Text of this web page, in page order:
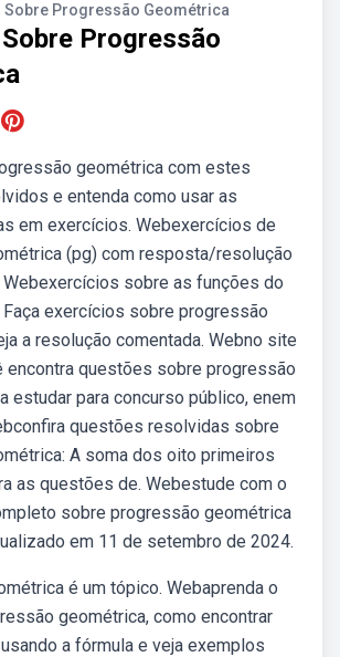
Sobre Progressão Geométrica
Progressão
geométrica com estes
e entenda como usar as
em exercícios. Webexercícios de
(pg) com resposta/resolução
sobre as funções do
Faça exercícios sobre progressão
a resolução comentada. Webno site
encontra questões sobre progressão
estudar para concurso público, enem
questões resolvidas sobre
A soma dos oito primeiros
as questões de. Webestude com o
sobre progressão geométrica
em 11 de setembro de 2024.
é um tópico. Webaprenda o
geométrica, como encontrar
a fórmula e veja exemplos